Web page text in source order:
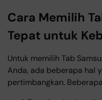
Cara Memilih
Tepat untuk
Untuk memilih Tab
Anda, ada beberapa hal
pertimbangkan.